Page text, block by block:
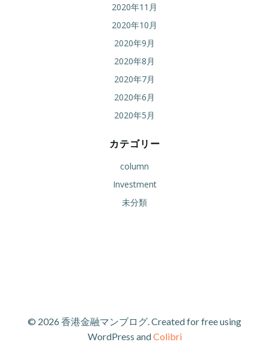
2020年11月
2020年10月
2020年9月
2020年8月
2020年7月
2020年6月
2020年5月
カテゴリー
column
Investment
未分類
© 2026 香港金融マンブログ. Created for free using
WordPress andColibri